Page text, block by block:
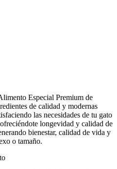
Especial Premium de
de calidad y modernas
las necesidades de tu gato
longevidad y calidad de
bienestar, calidad de vida y
o tamaño.